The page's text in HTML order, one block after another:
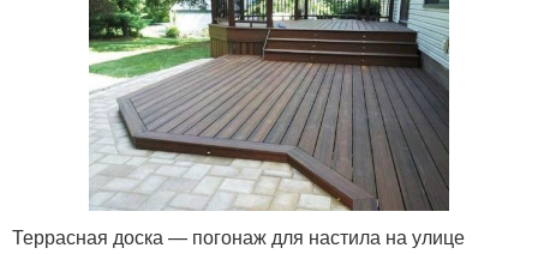
Террасная доска — погонаж для настила на улице